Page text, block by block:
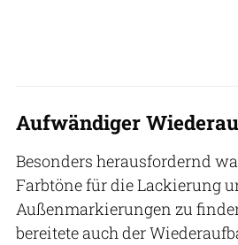
Aufwändiger
Besonders herausfordernd
Farbtöne für die Lackierung
Außenmarkierungen zu
bereitete auch der